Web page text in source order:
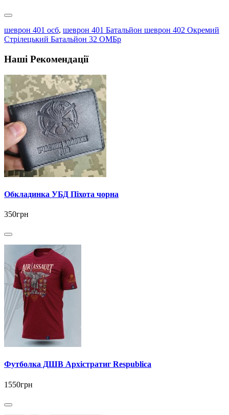
шеврон 401 осб, шеврон 401 Батальйон шеврон 402 Окремий
Стрілецький Батальйон 32 ОМБр
Наші Рекомендації
Обкладинка УБД Піхота чорна
350грн
Футболка ДШВ Архістратиг Respublica
1550грн